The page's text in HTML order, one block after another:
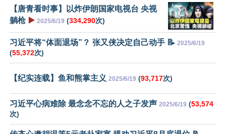
【唐青看时事】以炸伊朗国家电视台 央视
躺枪 ▶️ 2025/6/19 (334,290次)
习近平将“体面退场”？ 张又侠决定自己动手 📝 2025/6/19
(55,372次)
【纪实连载】鱼和熊掌主义 2025/6/19 (93,717次)
习近平心病难除 最念念不忘的人之子发声 2025/6/19 (53,574
次)